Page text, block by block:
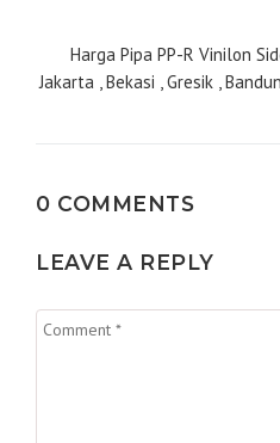
Harga Pipa PP-R Vinilon
Jakarta , Bekasi , Gresik ,
0 COMMENTS
LEAVE A REPLY